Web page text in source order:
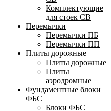
Комплектующие
для стоек СВ
Перемычки
Перемычки ПБ
Перемычки ПП
Плиты дорожные
Плиты дорожные
Плиты
аэродромные
Фундаментные блоки
ФБС
Блоки ФБС